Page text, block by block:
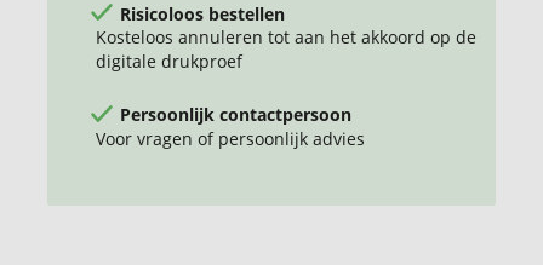
Risicoloos bestellen
Kosteloos annuleren tot aan het akkoord op de
digitale drukproef
Persoonlijk contactpersoon
Voor vragen of persoonlijk advies